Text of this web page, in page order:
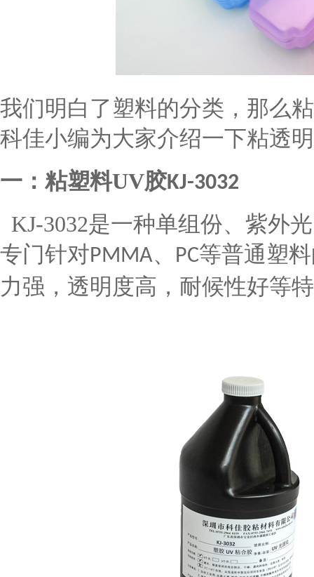
我们明白了塑料的分类，那么
科佳小编为大家介绍一下粘透
一： 粘塑料UV胶KJ-3032
KJ-3032是一种单组份、紫外
专门针对PMMA、 PC等普通塑
力强，透明度高，耐候性好等